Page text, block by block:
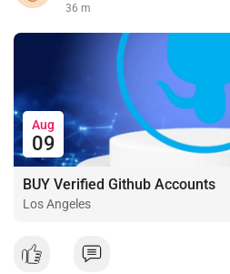
36 m
Aug
09
BUY Verified Github Accounts
Los Angeles